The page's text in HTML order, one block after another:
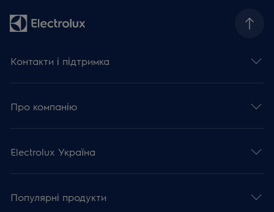
Контакти і підтримка
Про компанію
Electrolux Україна
Популярні продукти